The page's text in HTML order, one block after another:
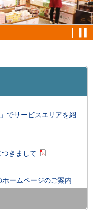
でサービスエリアを紹
きまして
ームページのご案内